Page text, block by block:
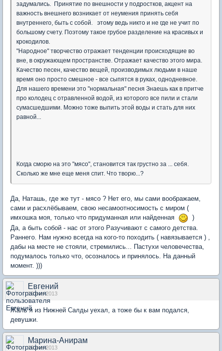
задумались. Принятие по внешности у подростков, акцент на
важность внешнего возникает от неумения принять себя
внутреннего, быть с собой. этому ведь никто и не где не учит по
большому счету. Поэтому такое грубое разделение на красивых и
крокодилов.
"Народное" творчество отражает тенденции происходящие во
вне, в окружающем пространстве. Отражает качество этого мира.
Качество песен, качество вещей, производимых людьми в наше
время оно просто смешное - все сыпятся в руках, однодневное.
Для нашего времени это "нормальная" песня Знаешь как в притче
про колодец с отравленной водой, из которого все пили и стали
сумасшедшими. Можно тоже выпить этой воды и стать для них
равной...
Когда сморю на это "мясо", становится так грустно за ... себя.
Сколько же мне еще меня спит. Что творю...?
Да, Наташь, где же тут - мясо ? Нет его, мы сами воображаем,
сами и расхлёбываем, свою несамоотносимость с миром (
имхошка моя, только что придуманная или найденная
)
Да, а быть собой - нас от этого Разучивают с самого детства.
Раннего. Нам нужно всегда на кого-то походить ( навязывается ) ,
дабы на месте не стояли, стремились... Пастухи человечества,
подумалось только что, осозналось и принялось. На данный
момент. )))
Евгений
10 ноя 2013
Жаль я из Нижней Салды уехал, а тоже бы к вам подался,
девушки.
Марина-Анирам
10 ноя 2013